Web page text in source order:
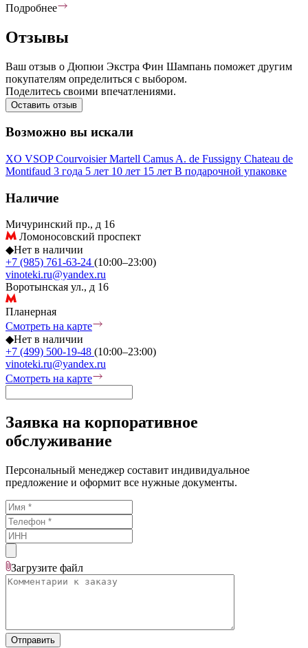
Подробнее
Отзывы
Ваш отзыв о Дюпюи Экстра Фин Шампань поможет другим
покупателям определиться с выбором.
Поделитесь своими впечатлениями.
Оставить отзыв
Возможно вы искали
XO VSOPCourvoisierMartell Camus A. de Fussigny Chateau de
Montifaud 3 года 5 лет 10 лет 15 лет В подарочной упаковке
Наличие
Мичуринский пр., д 16
Ломоносовский проспект
◆Нет в наличии
+7 (985) 761-63-24 (10:00–23:00)
vinoteki.ru@yandex.ru
Воротынская ул., д 16
Планерная
Смотреть на карте
◆Нет в наличии
+7 (499) 500-19-48 (10:00–23:00)
vinoteki.ru@yandex.ru
Смотреть на карте
Заявка на корпоративное
обслуживание
Персональный менеджер составит индивидуальное
предложение и оформит все нужные документы.
Загрузите файл
Отправить